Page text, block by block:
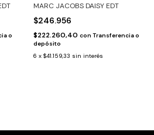
o
MARC JACOBS DAISY EDT
$246.956
$222.260,40 con Transferencia o
depósito
6 x $41.159,33 sin interés